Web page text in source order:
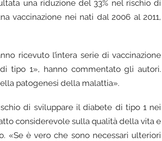
una riduzione del 33% nel rischio di
vaccinazione nei nati dal 2006 al 2011,
ricevuto l’intera serie di vaccinazione
tipo 1», hanno commentato gli autori.
patogenesi della malattia».
di sviluppare il diabete di tipo 1 nei
considerevole sulla qualità della vita e
«Se è vero che sono necessari ulteriori